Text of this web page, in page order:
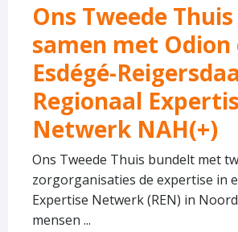
Ons Tweede
samen met Odion
Esdégé-
Regionaal
Netwerk NAH(+)
Ons Tweede Thuis bundelt met
zorgorganisaties de expertise in
Expertise Netwerk (REN) in
mensen ...
Esdégé-
Reigersdaal
Regionaal
Expertise
Netwerk
NAH(+)